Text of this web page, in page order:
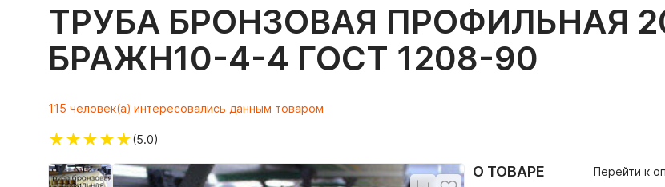
ТРУБА БРОНЗОВАЯ ПРОФИЛЬНАЯ
БРАЖН10-4-4 ГОСТ 1208-90
115 человек(а) интересовались данным товаром
★★★★★(5.0)
О ТОВАРЕ Перейти к